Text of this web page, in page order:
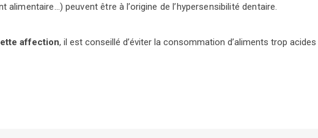
alimentaire…) peuvent être à l’origine de l’hypersensibilité dentaire.
affection, il est conseillé d’éviter la consommation d’aliments trop acides